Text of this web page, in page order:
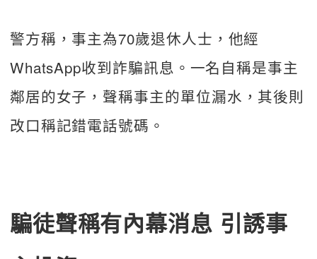
警方稱，事主為70歲退休人士，他經
WhatsApp收到詐騙訊息。一名自稱是事主
鄰居的女子，聲稱事主的單位漏水，其後則
改口稱記錯電話號碼。
騙徒聲稱有內幕消息 引誘事